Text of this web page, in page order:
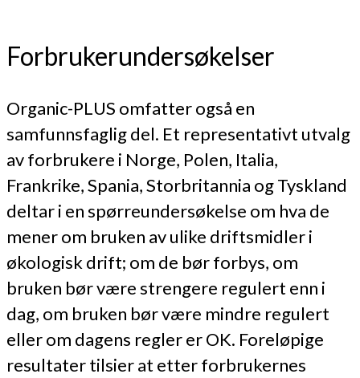
Forbrukerundersøkelser
Organic-PLUS omfatter også en
samfunnsfaglig del. Et representativt utvalg
av forbrukere i Norge, Polen, Italia,
Frankrike, Spania, Storbritannia og Tyskland
deltar i en spørreundersøkelse om hva de
mener om bruken av ulike driftsmidler i
økologisk drift; om de bør forbys, om
bruken bør være strengere regulert enn i
dag, om bruken bør være mindre regulert
eller om dagens regler er OK. Foreløpige
resultater tilsier at etter forbrukernes